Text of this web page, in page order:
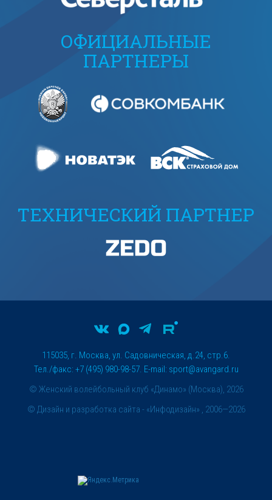
ОФИЦИАЛЬНЫЕ
ПАРТНЕРЫ
ТЕХНИЧЕСКИЙ ПАРТНЕР
© Женский волейбольный клуб «Динамо» (Москва), 2026
115035, г. Москва, ул. Садовническая, д.24, стр.6.
Тел./факс: +7 (495) 980-98-57. E-mail: sport@avangard.ru
© Дизайн и разработка сайта - «Инфодизайн» , 2006—2026